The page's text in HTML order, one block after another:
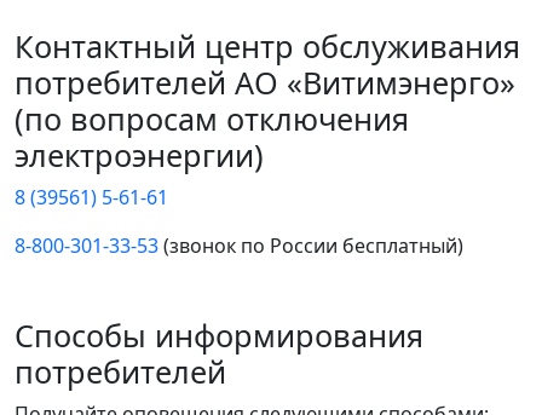
Контактный центр обслуживания
потребителей АО «Витимэнерго»
(по вопросам отключения
электроэнергии)
8 (39561) 5-61-61
8-800-301-33-53(звонок по России бесплатный)
Способы информирования
потребителей